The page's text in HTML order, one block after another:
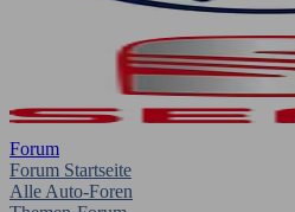
Forum
Forum Startseite
Alle Auto-Foren